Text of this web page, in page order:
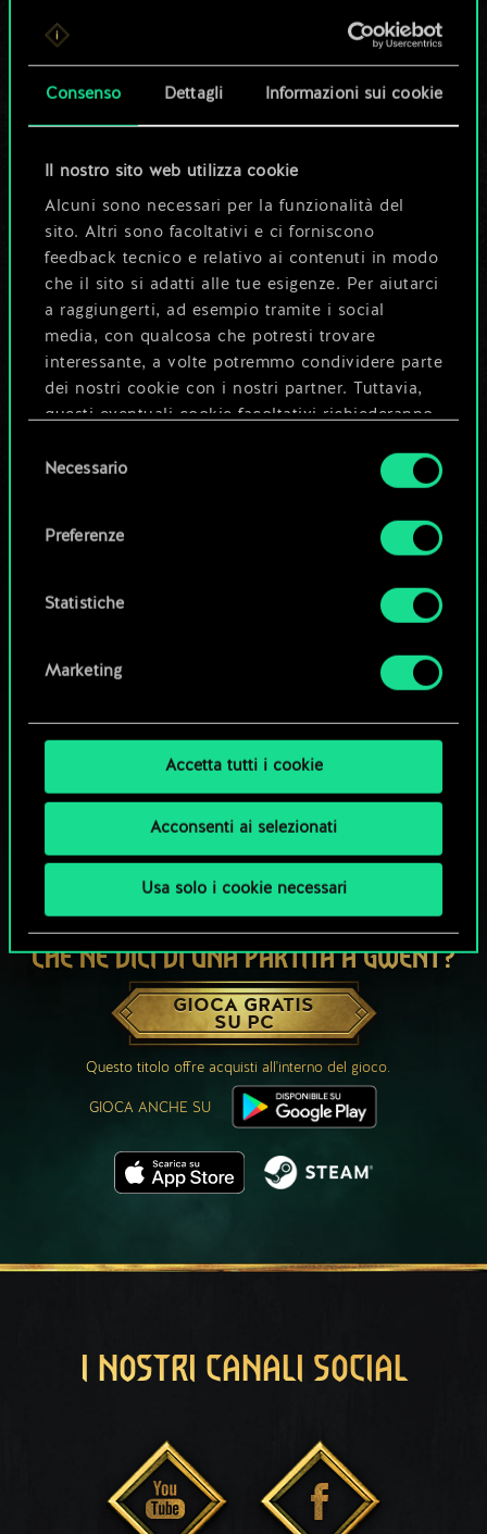
Consenso Dettagli Informazioni sui cookie
Il nostro sito web utilizza cookie
Alcuni sono necessari per la funzionalità del
sito. Altri sono facoltativi e ci forniscono
feedback tecnico e relativo ai contenuti in modo
che il sito si adatti alle tue esigenze. Per aiutarci
a raggiungerti, ad esempio tramite i social
media, con qualcosa che potresti trovare
interessante, a volte potremmo condividere parte
dei nostri cookie con i nostri partner. Tuttavia,
questi eventuali cookie facoltativi richiederanno
Tutti i dettagli su come utilizziamo i cookie e su
disponibili nel menu "Impostazioni" qui sotto.
delNecessario
Preferenze
Statistiche
Marketing
Accetta tutti i cookie
Acconsenti ai selezionati
Usa solo i cookie necessari
Per ora, è solo un
set di carte
condiviso.
Ma può diventare
molto altro!
Dai un nome al mazzo e crea una
guida
Modifica mazzo
Esplora i mazzi della community
CHE NE DICI DI UNA PARTITA A GWENT?
GIOCA GRATIS
SU PC
Questo titolo offre acquisti all'interno del gioco.
GIOCA ANCHE SU
I NOSTRI CANALI SOCIAL